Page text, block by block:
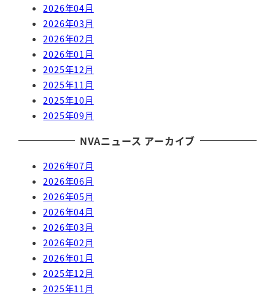
2026年04月
2026年03月
2026年02月
2026年01月
2025年12月
2025年11月
2025年10月
2025年09月
NVAニュース アーカイブ
2026年07月
2026年06月
2026年05月
2026年04月
2026年03月
2026年02月
2026年01月
2025年12月
2025年11月